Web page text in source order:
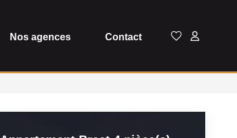
Nos agences Contact